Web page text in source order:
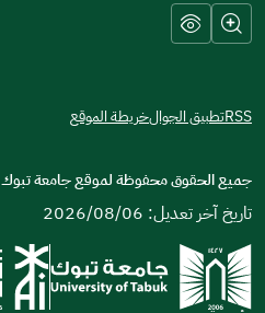
RSSتطبيق الجوالخريطة الموقع
جميع الحقوق محفوظة لموقع جامعة تبوك
تاريخ آخر تعديل: 2026/08/06